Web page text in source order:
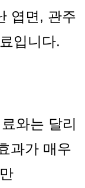
엽면, 관주
입니다.
와는 달리
과가 매우